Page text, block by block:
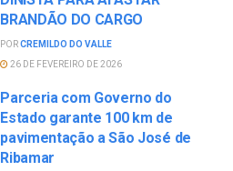
BRANDÃO DO CARGO
PORCREMILDO DO VALLE
26 DE FEVEREIRO DE 2026
Parceria com Governo do
Estado garante 100 km de
pavimentação a São José de
Ribamar